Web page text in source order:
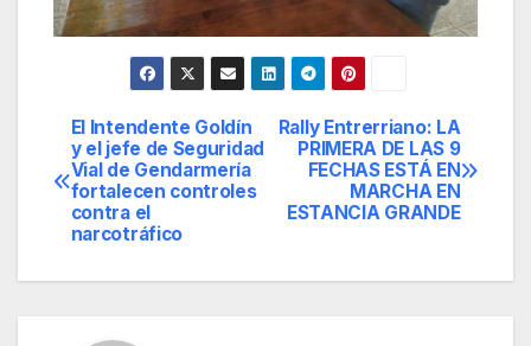
Navegación
de
entradas
Rally Entrerriano: LA
PRIMERA DE LAS 9
FECHAS ESTÁ EN
MARCHA EN
ESTANCIA GRANDE
El Intendente Goldín
y el jefe de Seguridad
Vial de Gendarmería
fortalecen controles
contra el
narcotráfico